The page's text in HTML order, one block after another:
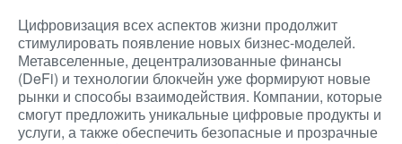
Цифровизация всех аспектов жизни продолжит
стимулировать появление новых бизнес-моделей.
Метавселенные, децентрализованные финансы
(DeFi) и технологии блокчейн уже формируют новые
рынки и способы взаимодействия. Компании, которые
смогут предложить уникальные цифровые продукты и
услуги, а также обеспечить безопасные и прозрачные